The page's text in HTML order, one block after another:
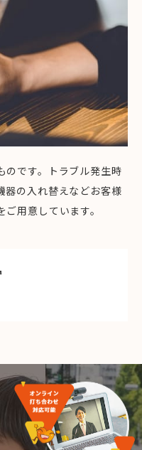
のです。トラブル発生時
器の入れ替えなどお客様
用意しています。